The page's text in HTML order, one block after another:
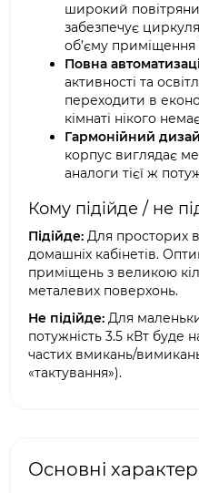
широкий
забезпечує
об’єму приміщення
Повна
активності та
переходити в
кімнаті нікого
Гармонійний
корпус виглядає
аналоги тієї ж
Кому підійде / не
Підійде: Для просторих
домашніх кабінетів.
приміщень з великою
металевих поверхонь.
Не підійде: Для
потужність 3.5 кВт
частих вмикань/
«тактування»).
Основні